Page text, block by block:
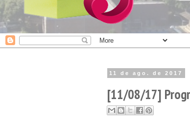
11 de ago. de 2017
[11/08/17]